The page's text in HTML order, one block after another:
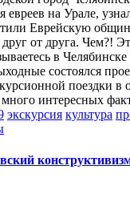
евреев на Урале,
Еврейскую
от друга. Чем?!
в
состоялся
поездки в
интересных
экскурсия культура